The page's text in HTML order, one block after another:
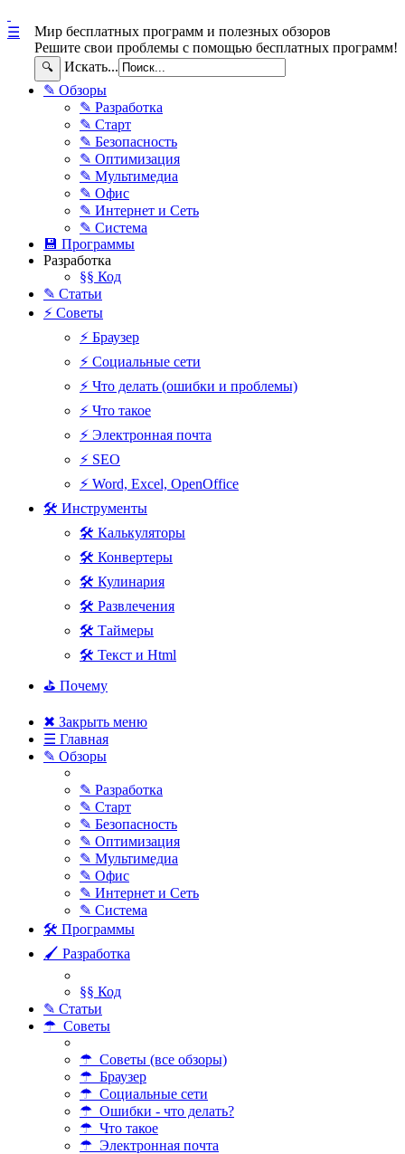
Мир бесплатных программ и полезных обзоров
Решите свои проблемы с помощью бесплатных программ!
🔍 Искать...
☰
✎ Обзоры
✎ Разработка
✎ Старт
✎ Безопасность
✎ Оптимизация
✎ Мультимедиа
✎ Офис
✎ Интернет и Сеть
✎ Система
💾 Программы
Разработка
§§ Код
✎ Статьи
⚡ Советы
⚡ Браузер
⚡ Социальные сети
⚡ Что делать (ошибки и проблемы)
⚡ Что такое
⚡ Электронная почта
⚡ SEO
⚡ Word, Excel, OpenOffice
🛠 Инструменты
🛠 Калькуляторы
🛠 Конвертеры
🛠 Кулинария
🛠 Развлечения
🛠 Таймеры
🛠 Текст и Html
⛳ Почему
✖ Закрыть меню
☰ Главная
✎ Обзоры
✎ Разработка
✎ Старт
✎ Безопасность
✎ Оптимизация
✎ Мультимедиа
✎ Офис
✎ Интернет и Сеть
✎ Система
🛠 Программы
🖌 Разработка
§§ Код
✎ Статьи
☂ Советы
☂ Советы (все обзоры)
☂ Браузер
☂ Социальные сети
☂ Ошибки - что делать?
☂ Что такое
☂ Электронная почта